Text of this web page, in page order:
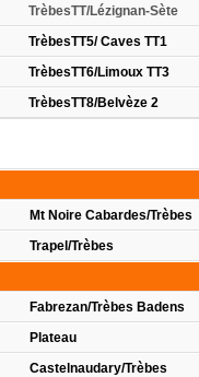
TrèbesTT/Lézignan-Sète
TrèbesTT5/ Caves TT1
TrèbesTT6/Limoux TT3
TrèbesTT8/Belvèze 2
Mt Noire Cabardes/Trèbes
Trapel/Trèbes
Fabrezan/Trèbes Badens
Plateau
Castelnaudary/Trèbes